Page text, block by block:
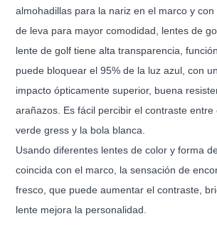
almohadillas para la nariz en el marco y
de leva para mayor comodidad, lentes de
lente de golf tiene alta transparencia,
puede bloquear el 95% de la luz azul, con
impacto ópticamente superior, buena
arañazos. Es fácil percibir el contraste entre
verde gress y la bola blanca.
Usando diferentes lentes de color y forma
coincida con el marco, la sensación de
fresco, que puede aumentar el contraste,
lente mejora la personalidad.